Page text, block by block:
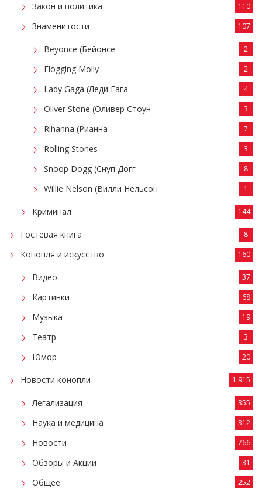
Закон и политика 110
Знаменитости 107
Beyonce (Бейонсе 2
Flogging Molly 2
Lady Gaga (Леди Гага 4
Oliver Stone (Оливер Стоун 3
Rihanna (Рианна 7
Rolling Stones 3
Snoop Dogg (Снуп Догг 8
Willie Nelson (Вилли Нельсон 1
Криминал 144
Гостевая книга 8
Конопля и искусство 160
Видео 37
Картинки 68
Музыка 19
Театр 3
Юмор 20
Новости конопли 1 915
Легализация 355
Наука и медицина 312
Новости 766
Обзоры и Акции 31
Общее 252